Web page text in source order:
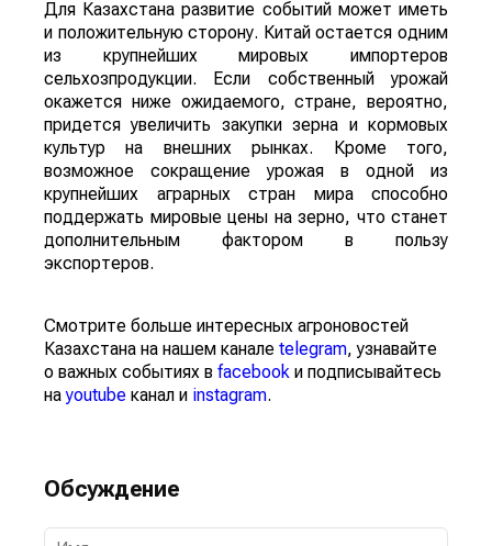
Для Казахстана развитие событий может иметь
и положительную сторону. Китай остается одним
из крупнейших мировых импортеров
сельхозпродукции. Если собственный урожай
окажется ниже ожидаемого, стране, вероятно,
придется увеличить закупки зерна и кормовых
культур на внешних рынках. Кроме того,
возможное сокращение урожая в одной из
крупнейших аграрных стран мира способно
поддержать мировые цены на зерно, что станет
дополнительным фактором в пользу
экспортеров.
Смотрите больше интересных агроновостей
Казахстана на нашем канале telegram, узнавайте
о важных событиях в facebook и подписывайтесь
наyoutube канал и instagram.
Обсуждение